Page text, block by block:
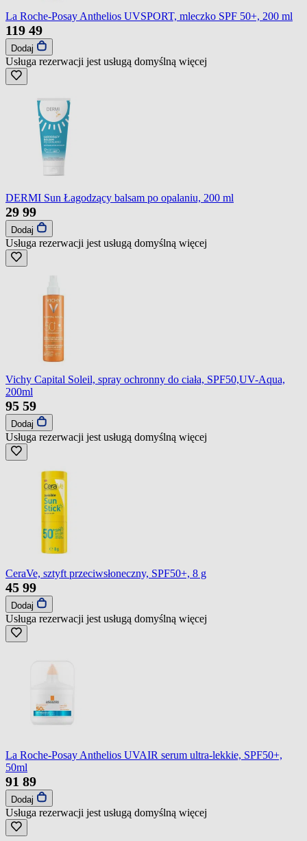
La Roche-Posay Anthelios UVSPORT, mleczko SPF 50+, 200 ml
119 49
Dodaj
Usługa rezerwacji jest usługą domyślną więcej
DERMI Sun Łagodzący balsam po opalaniu, 200 ml
29 99
Dodaj
Usługa rezerwacji jest usługą domyślną więcej
Vichy Capital Soleil, spray ochronny do ciała, SPF50,UV-Aqua,
200ml
95 59
Dodaj
Usługa rezerwacji jest usługą domyślną więcej
CeraVe, sztyft przeciwsłoneczny, SPF50+, 8 g
45 99
Dodaj
Usługa rezerwacji jest usługą domyślną więcej
La Roche-Posay Anthelios UVAIR serum ultra-lekkie, SPF50+,
50ml
91 89
Dodaj
Usługa rezerwacji jest usługą domyślną więcej